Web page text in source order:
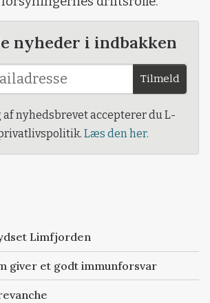
nyheder i indbakken
Tilmeld
nyhedsbrevet accepterer du L-
Læs den her.
Limfjorden
giver et godt immunforsvar